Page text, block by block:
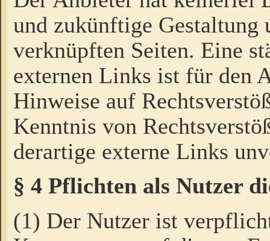
und zukünftige Gestaltung
verknüpften Seiten. Eine
externen Links ist für den
Hinweise auf
Kenntnis von
derartige externe Links
§ 4 Pflichten als Nutzer
(1) Der Nutzer ist